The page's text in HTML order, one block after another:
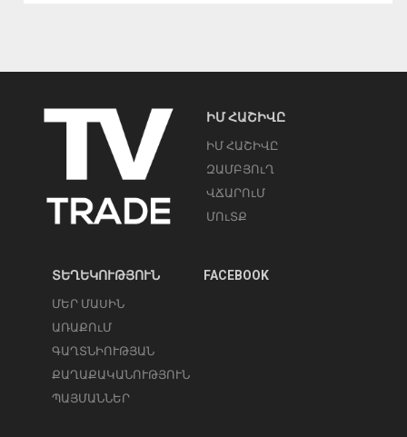
ԻՄ ՀԱՇԻՎԸ
ԻՄ ՀԱՇԻՎԸ
ԶԱՄԲՅՈւՂ
ՎՃԱՐՈւՄ
ՄՈւՏՔ
ՏԵՂԵԿՈՒԹՅՈՒՆ
ՄԵՐ ՄԱՍԻՆ
ԱՌԱՔՈւՄ
ԳԱՂՏՆԻՈՒԹՅԱՆ
ՔԱՂԱՔԱԿԱՆՈՒԹՅՈՒՆ
ՊԱՅՄԱՆՆԵՐ
FACEBOOK